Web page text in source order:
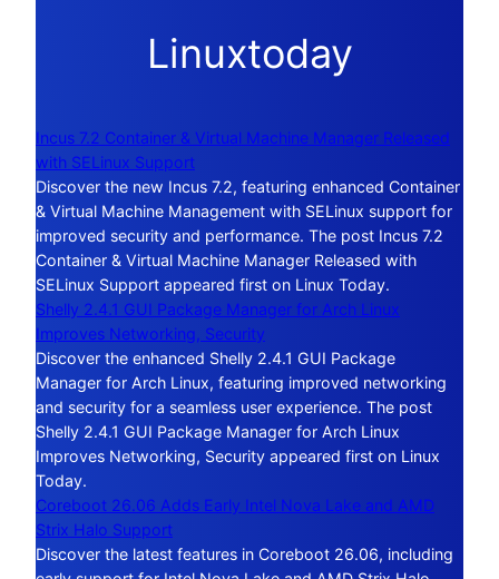
Linuxtoday
Incus 7.2 Container & Virtual Machine Manager Released
with SELinux Support
Discover the new Incus 7.2, featuring enhanced Container
& Virtual Machine Management with SELinux support for
improved security and performance. The post Incus 7.2
Container & Virtual Machine Manager Released with
SELinux Support appeared first on Linux Today.
Shelly 2.4.1 GUI Package Manager for Arch Linux
Improves Networking, Security
Discover the enhanced Shelly 2.4.1 GUI Package
Manager for Arch Linux, featuring improved networking
and security for a seamless user experience. The post
Shelly 2.4.1 GUI Package Manager for Arch Linux
Improves Networking, Security appeared first on Linux
Today.
Coreboot 26.06 Adds Early Intel Nova Lake and AMD
Strix Halo Support
Discover the latest features in Coreboot 26.06, including